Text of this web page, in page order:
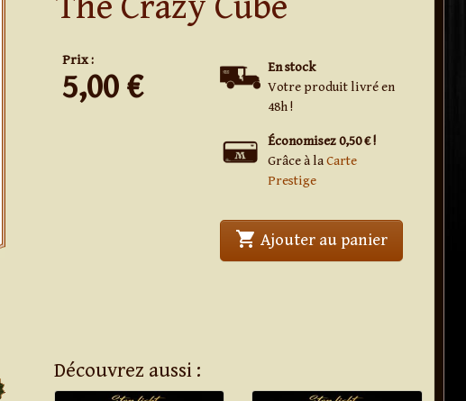
Prix :
5,00 €
En stock
Votre produit livré en
48h !
Économisez 0,50 € !
Grâce à laCarte
Prestige
shopping_cart Ajouter au panier' . The
Découvrez aussi :